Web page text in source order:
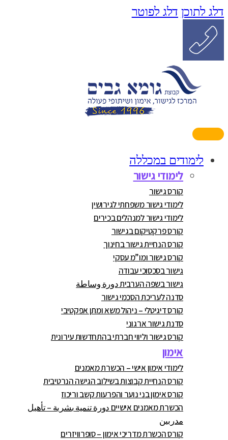
דלג לתוכן דלג לפוטר
לימודים במכללה
לימודי גישור
קורס גישור
לימודי גישור משפחתי לגירושין
לימודי גישור למנהלים בכירים
קורס פרקטיקום בגישור
קורס הנחיית גישור בחינוך
קורס גישור ומו”מ עסקי
גישור בסכסוכי עבודה
גישור בשפה הערבית دورة وساطة
סדנה לעריכת הסכמי גישור
קורס דיגיטלי – ניהול משא ומתן אפקטיבי
סדנת גישור ארגוני
קורס גישור וליווי חברתי בהתחדשות עירונית
אימון
לימודי אימון אישי – הכשרת מאמנים
קורס הנחיית קבוצות בשילוב הגישה הנרטיבית
קורס אימון בני נוער והפרעות קשב וריכוז
הכשרת מאמנים אישיים دورة تنمية بشرية – تأهيل
مدربين
קורס הכשרת מדריכי אימון – סופרוויזרים